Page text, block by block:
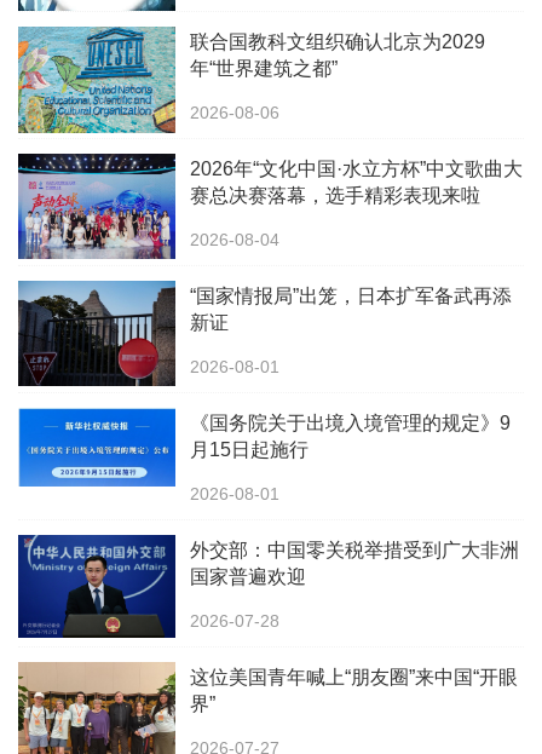
联合国教科文组织确认北京为2029
年“世界建筑之都”
2026-08-06
2026年“文化中国·水立方杯”中文歌曲大
赛总决赛落幕，选手精彩表现来啦
2026-08-04
“国家情报局”出笼，日本扩军备武再添
新证
2026-08-01
《国务院关于出境入境管理的规定》9
月15日起施行
2026-08-01
外交部：中国零关税举措受到广大非洲
国家普遍欢迎
2026-07-28
这位美国青年喊上“朋友圈”来中国“开眼
界”
2026-07-27